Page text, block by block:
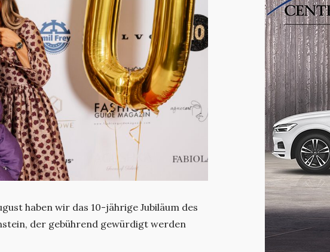
haben wir das 10-jährige Jubiläum des
der gebührend gewürdigt werden